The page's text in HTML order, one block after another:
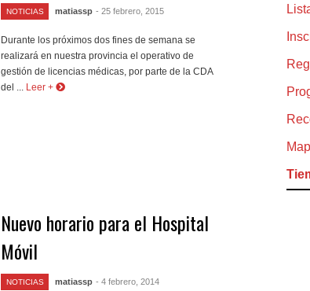
NOTICIAS matiassp - 25 febrero, 2015
Durante los próximos dos fines de semana se
realizará en nuestra provincia el operativo de
gestión de licencias médicas, por parte de la CDA
del ...
Leer +
Nuevo horario para el Hospital
Móvil
NOTICIAS matiassp - 4 febrero, 2014